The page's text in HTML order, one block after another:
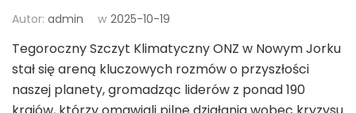
Autor: admin w 2025-10-19
Tegoroczny Szczyt Klimatyczny ONZ w Nowym Jorku
stał się areną kluczowych rozmów o przyszłości
naszej planety, gromadząc liderów z ponad 190